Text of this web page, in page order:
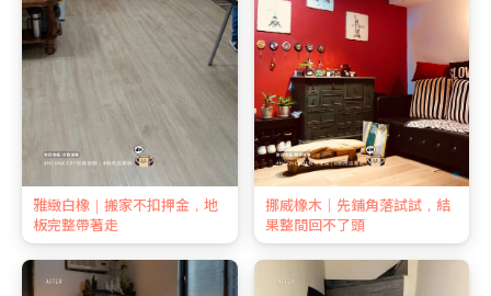
雅緻白橡｜搬家不扣押金，地
板完整帶著走
挪威橡木｜先鋪角落試試，結
果整間回不了頭